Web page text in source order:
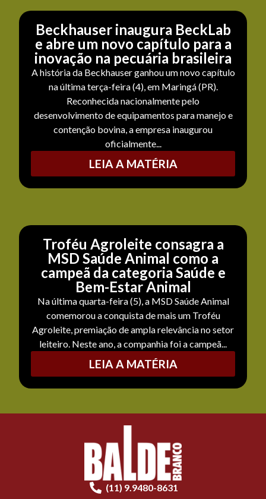
Beckhauser inaugura BeckLab
e abre um novo capítulo para a
inovação na pecuária brasileira
A história da Beckhauser ganhou um novo capítulo
na última terça-feira (4), em Maringá (PR).
Reconhecida nacionalmente pelo
desenvolvimento de equipamentos para manejo e
contenção bovina, a empresa inaugurou
oficialmente...
LEIA A MATÉRIA
Troféu Agroleite consagra a
MSD Saúde Animal como a
campeã da categoria Saúde e
Bem-Estar Animal
Na última quarta-feira (5), a MSD Saúde Animal
comemorou a conquista de mais um Troféu
Agroleite, premiação de ampla relevância no setor
leiteiro. Neste ano, a companhia foi a campeã...
LEIA A MATÉRIA
(11) 9.9480-8631